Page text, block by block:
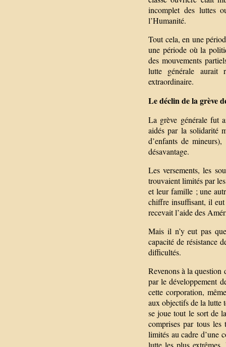
incomplet des luttes
l’Humanité.
Tout cela, en une
une période où la
des mouvements
lutte générale aurait
extraordinaire.
Le déclin de la grève
La grève générale fut
aidés par la solidarité
d’enfants de
désavantage.
Les versements, les
trouvaient limités par
et leur famille ; une
chiffre insuffisant, il
recevait l’aide des
Mais il n’y eut pas
capacité de résistance
difficultés.
Revenons à la question
par le développement
cette corporation,
aux objectifs de la lutte
se joue tout le sort de
comprises par tous
limités au cadre d’une
lutte les plus